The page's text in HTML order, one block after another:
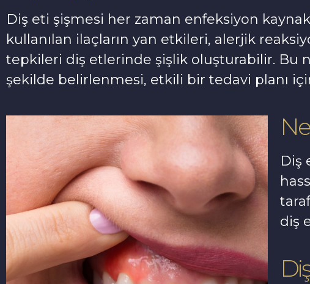
Diş eti şişmesi her zaman enfeksiyon
kullanılan ilaçların yan etkileri, alerjik
tepkileri diş etlerinde şişlik oluşturabilir. Bu
şekilde belirlenmesi, etkili bir tedavi planı
Diş
diş